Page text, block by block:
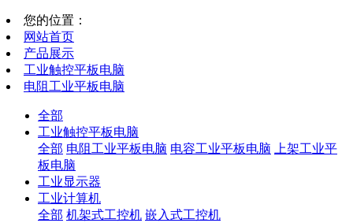
您的位置：
网站首页
产品展示
工业触控平板电脑
电阻工业平板电脑
全部
工业触控平板电脑
全部 电阻工业平板电脑 电容工业平板电脑
上架工业平
板电脑
工业显示器
工业计算机
全部 机架式工控机 嵌入式工控机